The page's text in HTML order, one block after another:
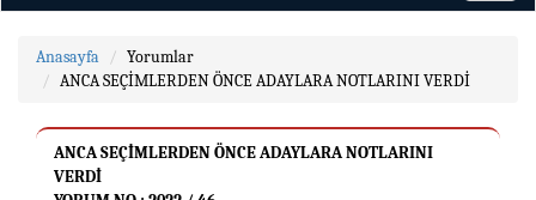
Anasayfa
Yorumlar
ANCA SEÇİMLERDEN ÖNCE ADAYLARA NOTLARINI VERDİ
ANCA SEÇİMLERDEN ÖNCE ADAYLARA NOTLARINI
VERDİ